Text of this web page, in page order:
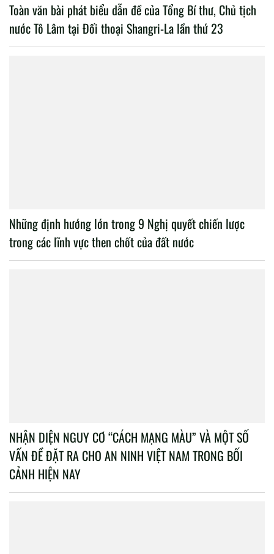
Toàn văn bài phát biểu dẫn đề của Tổng Bí thư, Chủ tịch
nước Tô Lâm tại Đối thoại Shangri-La lần thứ 23
Những định hướng lớn trong 9 Nghị quyết chiến lược
trong các lĩnh vực then chốt của đất nước
NHẬN DIỆN NGUY CƠ “CÁCH MẠNG MÀU” VÀ MỘT SỐ
VẤN ĐỀ ĐẶT RA CHO AN NINH VIỆT NAM TRONG BỐI
CẢNH HIỆN NAY